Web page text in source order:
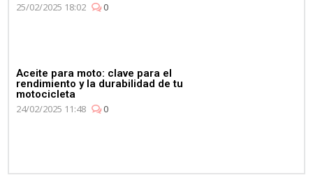
25/02/2025 18:02
0
Aceite para moto: clave para el
rendimiento y la durabilidad de tu
motocicleta
24/02/2025 11:48
0